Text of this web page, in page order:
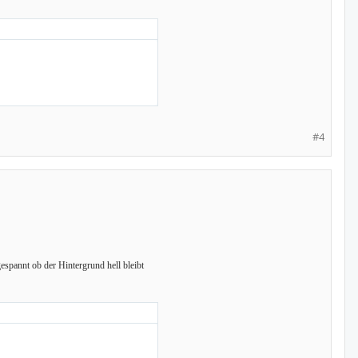
#4
ob der Hintergrund hell bleibt